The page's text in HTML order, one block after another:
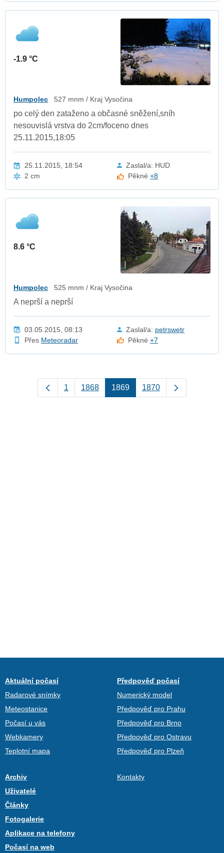
-1.9 °C
Humpolec 527 mnm / Kraj Vysočina
po celý den zataženo a občasné sněžení,sníh
nesouvislá vrstva do 2cm/foceno dnes
25.11.2015,18:05
25.11.2015, 18:54
Zaslal/a: HUD
2 cm
Pěkné+8
8.6 °C
Humpolec 525 mnm / Kraj Vysočina
A neprší a neprší
03.05.2015, 08:13 Zaslal/a: petrswetr
Přes Meteoradar Pěkné+7
1 1868 1869 1870
Aktuální počasí
Radarové snímky
Meteostanice
Počasí u vás
Webkamery
Teplotní mapa
Předpověď počasí
Numerický model
Předpověď pro Prahu
Předpověď pro Brno
Předpověď pro Ostravu
Předpověď pro Plzeň
Archiv
Uživatelé
Články
Fotogalerie
Aplikace na telefony
Počasí na web
Kontakty